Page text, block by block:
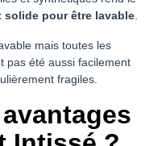
pour être lavable.
mais toutes les
pas été aussi facilement
fragiles.